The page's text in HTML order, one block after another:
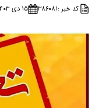
کد خبر :۳۸۶۰۸۱ ۱۵ دی ۱۴۰۳ - ۱۴:۳۶